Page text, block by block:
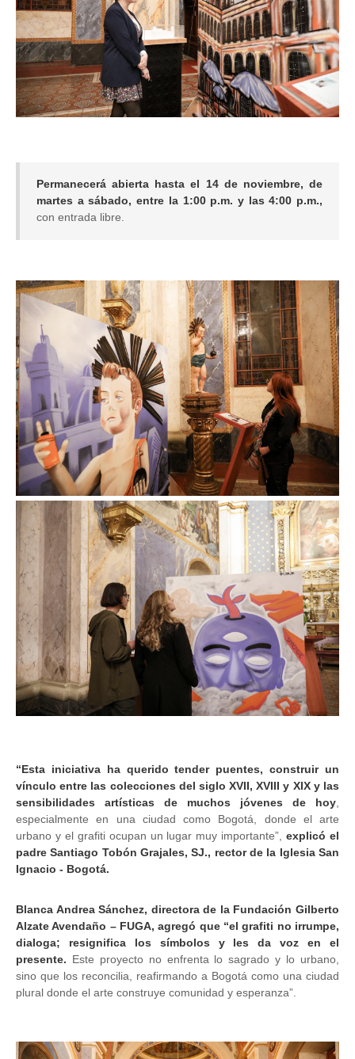
Permanecerá abierta hasta el 14 de noviembre, de
martes a sábado, entre la 1:00 p.m. y las 4:00 p.m.,
con entrada libre.
Image
Image
“Esta iniciativa ha querido tender puentes, construir un
vínculo entre las colecciones del siglo XVII, XVIII y XIX y las
sensibilidades artísticas de muchos jóvenes de hoy
especialmente en una ciudad como Bogotá, donde el arte
urbano y el grafiti ocupan un lugar muy importante”,explicó el
padre Santiago Tobón Grajales, SJ., rector de la Iglesia San
Ignacio - Bogotá.
Blanca Andrea Sánchez, directora de la Fundación Gilberto
Alzate Avendaño – FUGA, agregó que “el grafiti no irrumpe,
dialoga; resignifica los símbolos y les da voz en el
presente. Este proyecto no enfrenta lo sagrado y lo urbano,
sino que los reconcilia, reafirmando a Bogotá como una ciudad
plural donde el arte construye comunidad y esperanza”.
Image